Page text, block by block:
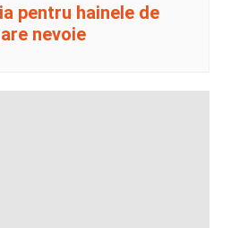
pentru hainele de
nevoie